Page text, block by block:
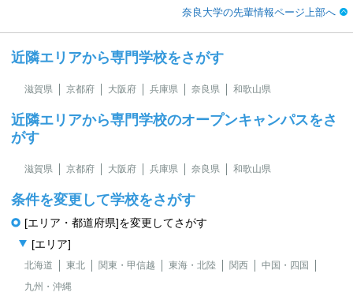
奈良大学の先輩情報ページ上部へ
近隣エリアから専門学校をさがす
滋賀県 京都府 大阪府 兵庫県 奈良県 和歌山県
近隣エリアから専門学校のオープンキャンパスをさ
がす
滋賀県 京都府 大阪府 兵庫県 奈良県 和歌山県
条件を変更して学校をさがす
[エリア・都道府県]を変更してさがす
[エリア]
北海道 東北 関東・甲信越 東海・北陸 関西
中国・四国
九州・沖縄